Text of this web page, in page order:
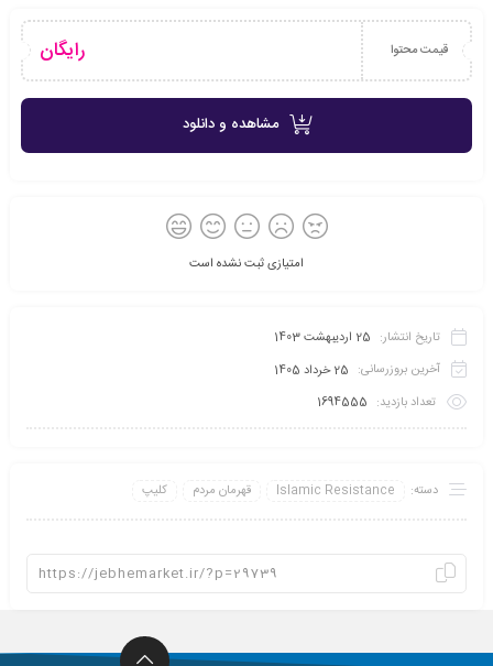
قیمت محتوا رایگان
مشاهده و دانلود
امتیازی ثبت نشده است
تاریخ انتشار: 25 اردیبهشت 1403
آخرین بروزرسانی: 25 خرداد 1405
تعداد بازدید: 1694555
دسته: Islamic Resistance قهرمان مردم کلیپ